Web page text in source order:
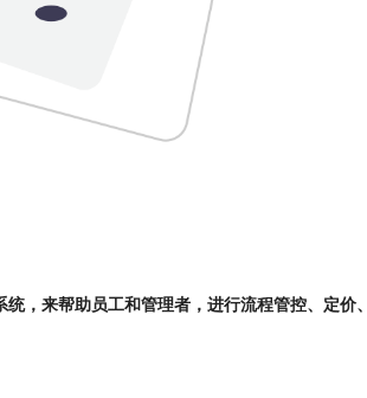
，来帮助员工和管理者，进行流程管控、定价